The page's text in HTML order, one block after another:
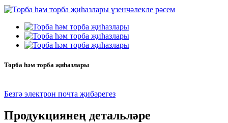
Торба һәм торба җиһазлары
Безгә электрон почта җибәрегез
Продукциянең детальләре